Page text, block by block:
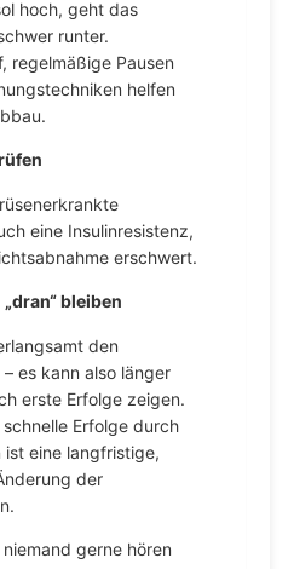
hoch, geht das
runter.
regelmäßige Pausen
helfen
eine Insulinresistenz,
erschwert.
bleiben
den
es kann also länger
erste Erfolge zeigen.
Erfolge durch
ist eine langfristige,
der
gerne hören